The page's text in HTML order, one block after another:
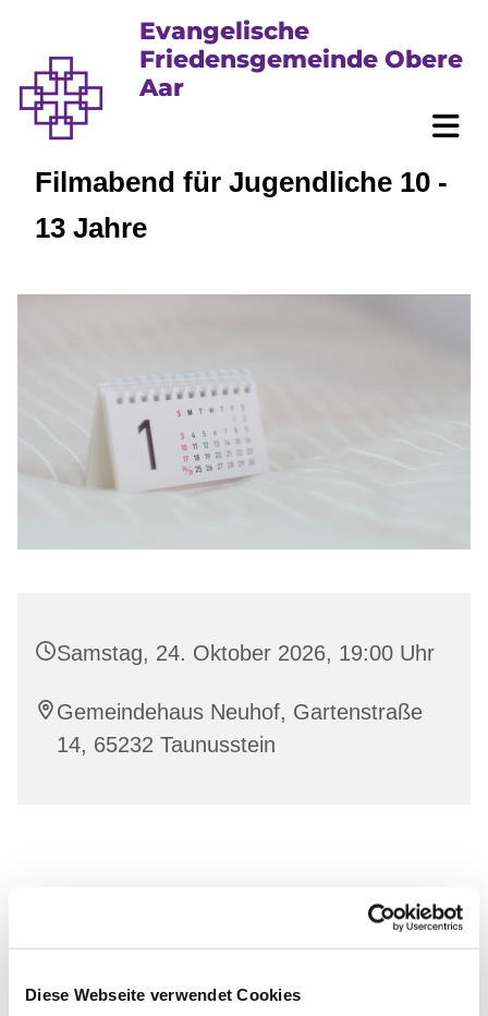
Diese Webseite verwendet Cookies
Evangelische
Friedensgemeinde Obere
Aar
Filmabend für Jugendliche 10 -
13 Jahre
Samstag, 24. Oktober 2026, 19:00 Uhr
Gemeindehaus Neuhof, Gartenstraße
14, 65232 Taunusstein